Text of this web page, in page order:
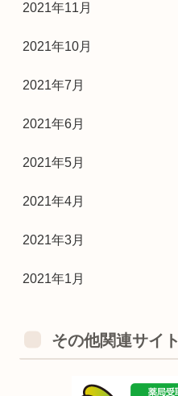
2021年11月
2021年10月
2021年7月
2021年6月
2021年5月
2021年4月
2021年3月
2021年1月
その他関連サイト